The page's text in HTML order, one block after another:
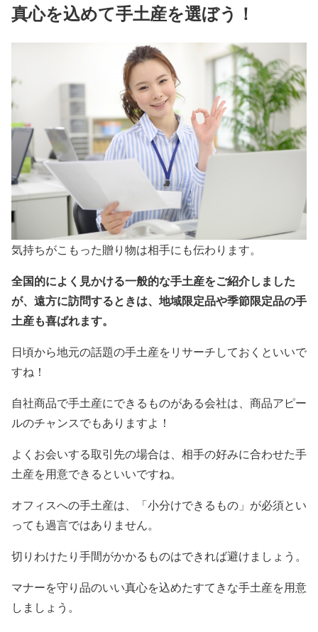
真心を込めて手土産を選ぼう！
気持ちがこもった贈り物は相手にも伝わります。
全国的によく見かける一般的な手土産をご紹介しました
が、遠方に訪問するときは、地域限定品や季節限定品の手
土産も喜ばれます。
日頃から地元の話題の手土産をリサーチしておくといいで
すね！
自社商品で手土産にできるものがある会社は、商品アピー
ルのチャンスでもありますよ！
よくお会いする取引先の場合は、相手の好みに合わせた手
土産を用意できるといいですね。
オフィスへの手土産は、「小分けできるもの」が必須とい
っても過言ではありません。
切りわけたり手間がかかるものはできれば避けましょう。
マナーを守り品のいい真心を込めたすてきな手土産を用意
しましょう。